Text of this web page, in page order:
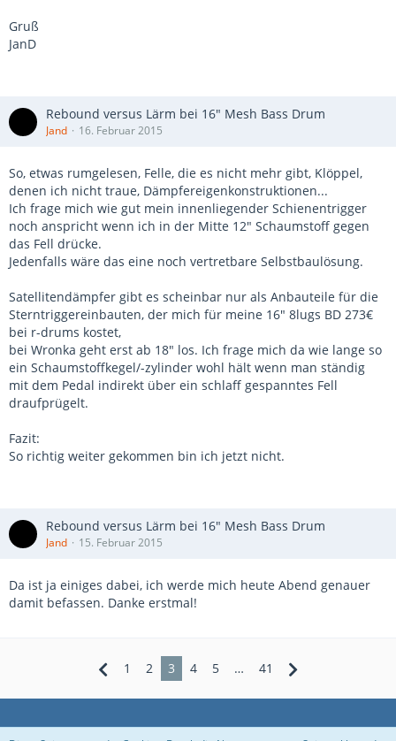
Gruß
JanD
Rebound versus Lärm bei 16" Mesh Bass Drum
Jand 16. Februar 2015
So, etwas rumgelesen, Felle, die es nicht mehr gibt, Klöppel,
denen ich nicht traue, Dämpfereigenkonstruktionen...
Ich frage mich wie gut mein innenliegender Schienentrigger
noch anspricht wenn ich in der Mitte 12" Schaumstoff gegen
das Fell drücke.
Jedenfalls wäre das eine noch vertretbare Selbstbaulösung.
Satellitendämpfer gibt es scheinbar nur als Anbauteile für die
Sterntriggereinbauten, der mich für meine 16" 8lugs BD 273€
bei r-drums kostet,
bei Wronka geht erst ab 18" los. Ich frage mich da wie lange so
ein Schaumstoffkegel/-zylinder wohl hält wenn man ständig
mit dem Pedal indirekt über ein schlaff gespanntes Fell
draufprügelt.
Fazit:
So richtig weiter gekommen bin ich jetzt nicht.
Rebound versus Lärm bei 16" Mesh Bass Drum
Jand 15. Februar 2015
Da ist ja einiges dabei, ich werde mich heute Abend genauer
damit befassen. Danke erstmal!
1 2 3 4 5 … 41
Datenschutzerklärung Kontakt Impressum